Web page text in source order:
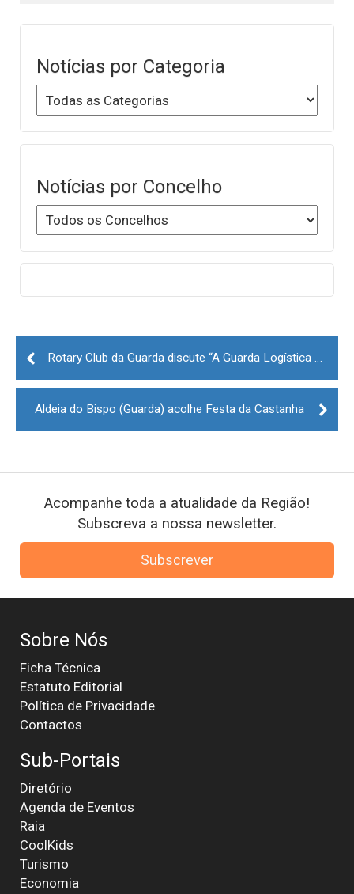
Notícias por Categoria
Notícias por Concelho
Post
navigation
Rotary Club da Guarda discute “A Guarda Logística - onde estamos e para onde queremos ir”
Aldeia do Bispo (Guarda) acolhe Festa da Castanha
Acompanhe toda a atualidade da Região!
Subscreva a nossa newsletter.
Subscrever
Sobre Nós
Ficha Técnica
Estatuto Editorial
Política de Privacidade
Contactos
Sub-Portais
Diretório
Agenda de Eventos
Raia
CoolKids
Turismo
Economia